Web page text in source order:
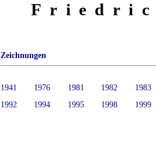
Zeichnungen
1941 1976 1981 1982
1983
1992
1994 1995 1998 1999